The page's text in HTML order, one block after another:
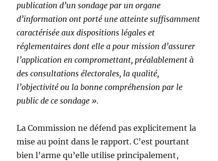
publication d’un sondage par un organe
d’information ont porté une atteinte suffisamment
caractérisée aux dispositions légales et
réglementaires dont elle a pour mission d’assurer
l’application en compromettant, préalablement à
des consultations électorales, la qualité,
l’objectivité ou la bonne compréhension par le
public de ce sondage ».
La Commission ne défend pas explicitement la
mise au point dans le rapport. C’est pourtant
bien l’arme qu’elle utilise principalement,